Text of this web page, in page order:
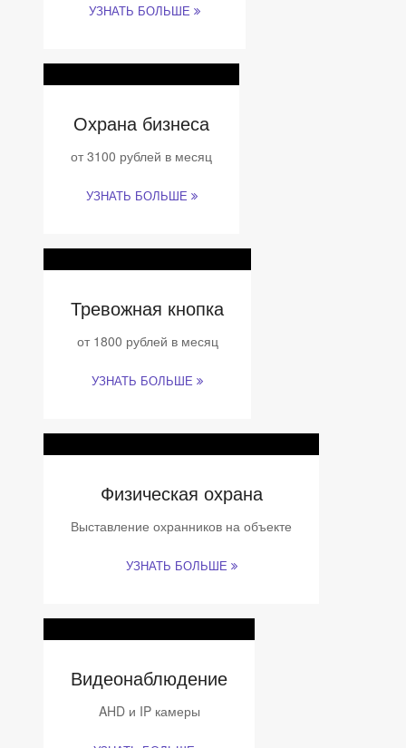
УЗНАТЬ БОЛЬШЕ
Охрана бизнеса
от 3100 рублей в месяц
УЗНАТЬ БОЛЬШЕ
Тревожная кнопка
от 1800 рублей в месяц
УЗНАТЬ БОЛЬШЕ
Физическая охрана
Выставление охранников на объекте
УЗНАТЬ БОЛЬШЕ
Видеонаблюдение
AHD и IP камеры